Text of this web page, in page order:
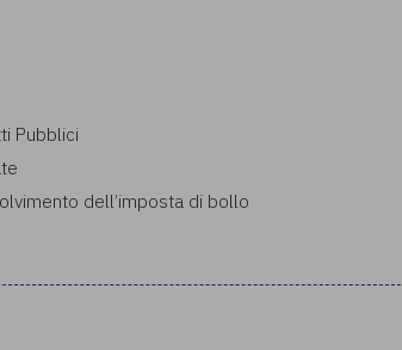
Pubblici
dell’imposta di bollo